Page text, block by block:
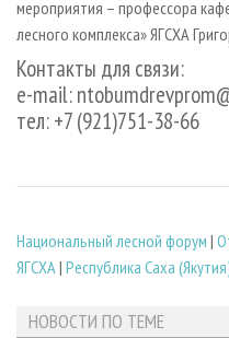
мероприятия – профессора
лесного комплекса» ЯГСХА
Контакты для связи:
e-mail:
тел: +7 (921)751-38-66
Национальный лесной форум |
ЯГСХА | Республика Саха
НОВОСТИ ПО ТЕМЕ